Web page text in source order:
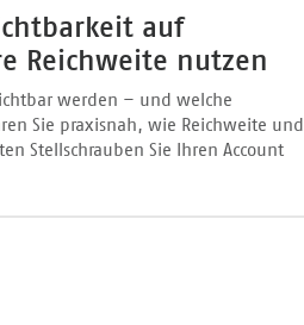
auf
Reichweite nutzen
werden – und welche
Sie praxisnah, wie Reichweite und
Stellschrauben Sie Ihren Account